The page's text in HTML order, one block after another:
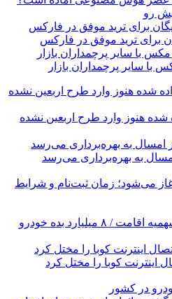
رو
شده هنوز وارد طرح اربعین نشده
به بهره‌برداری می‌رسد
می‌شود؛ زمان ثبت‌نام و شرایط
کاسبی خارج‌نشین‌ها با سهمیه اقامت / ۸ میلیارد بده خودرو
کوبا را مختل کرد